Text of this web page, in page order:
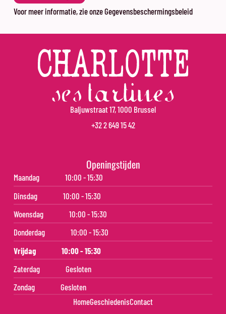
Voor meer informatie, zie onzeGegevensbeschermingsbeleid
Baljuwstraat 17, 1000 Brussel
+32 2 649 15 42
Openingstijden
Maandag
10:00 - 15:30
Dinsdag
10:00 - 15:30
Woensdag
10:00 - 15:30
Donderdag
10:00 - 15:30
Vrijdag
10:00 - 15:30
Zaterdag
Gesloten
Zondag
Gesloten
HomeGeschiedenisContact